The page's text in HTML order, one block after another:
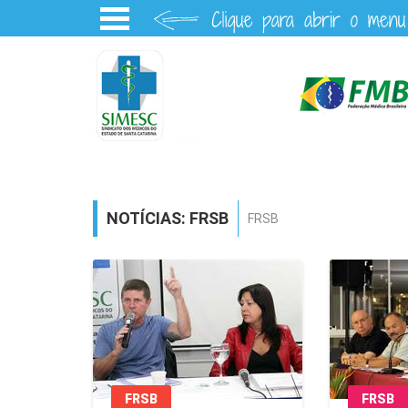
NOTÍCIAS: FRSB FRSB
FRSB FRSB